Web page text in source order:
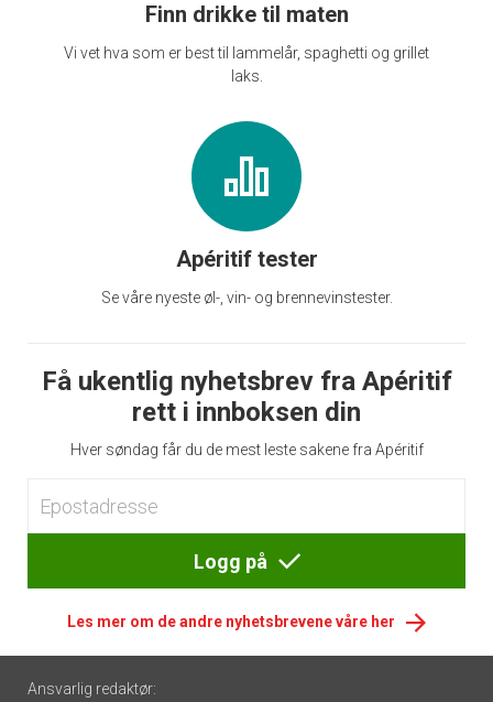
Finn drikke til maten
Vi vet hva som er best til lammelår, spaghetti og grillet
laks.
Apéritif tester
Se våre nyeste øl-, vin- og brennevinstester.
Få ukentlig nyhetsbrev fra Apéritif
rett i innboksen din
Hver søndag får du de mest leste sakene fra Apéritif
Logg på
Les mer om de andre nyhetsbrevene våre her
Footer
Ansvarlig redaktør: